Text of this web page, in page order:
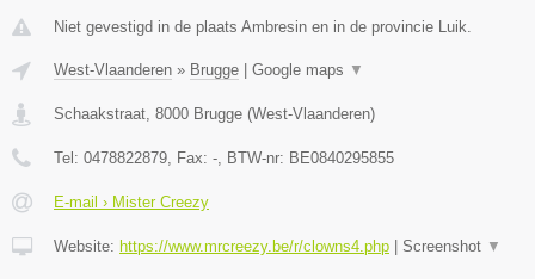
Niet gevestigd in de plaats Ambresin en in de provincie Luik.
West-Vlaanderen » Brugge Google maps ▼
Schaakstraat, 8000 Brugge (West-Vlaanderen)
Tel: 0478822879, Fax: -, BTW-nr: BE0840295855
E-mail › Mister Creezy
Website: https://www.mrcreezy.be/r/clowns4.php Screenshot ▼